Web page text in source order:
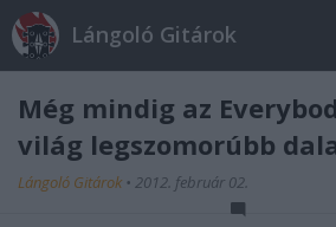
Lángoló Gitárok
Még mindig az
világ legszomorúbb
Lángoló Gitárok • 2012. február 02.